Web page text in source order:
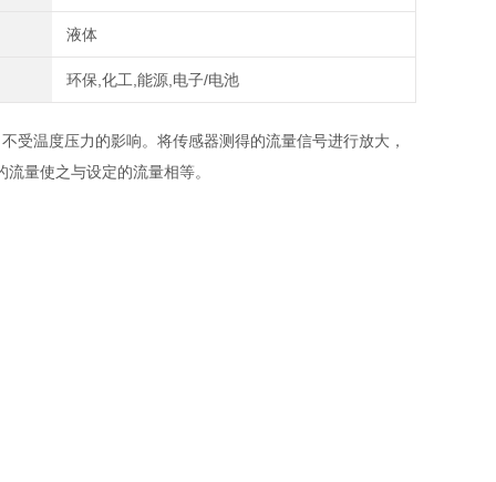
液体
环保,化工,能源,电子/电池
受温度压力的影响。将传感器测得的流量信号进行放大，
量使之与设定的流量相等。